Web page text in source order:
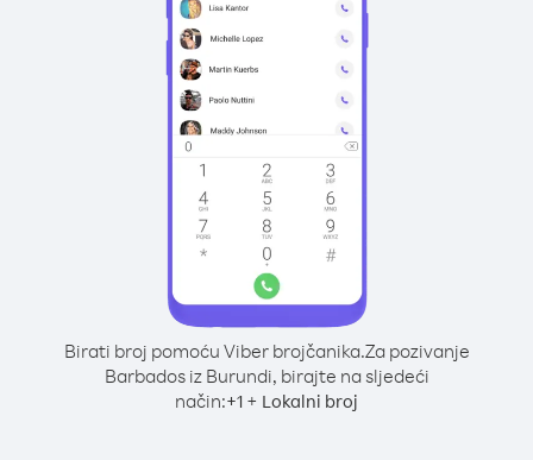
Birati broj pomoću Viber brojčanika.Za pozivanje
Barbados iz Burundi, birajte na sljedeći
način:+1 + Lokalni broj